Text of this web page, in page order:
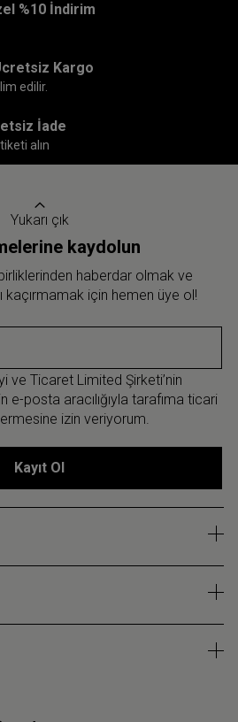
%10 İndirim
Kargo
edilir.
İade
alın
Yukarı çık
kaydolun
haberdar olmak ve
kaçırmamak için hemen üye ol!
ve Ticaret Limited Şirketi’nin
e-posta aracılığıyla tarafıma ticari
izin veriyorum.
Kayıt Ol